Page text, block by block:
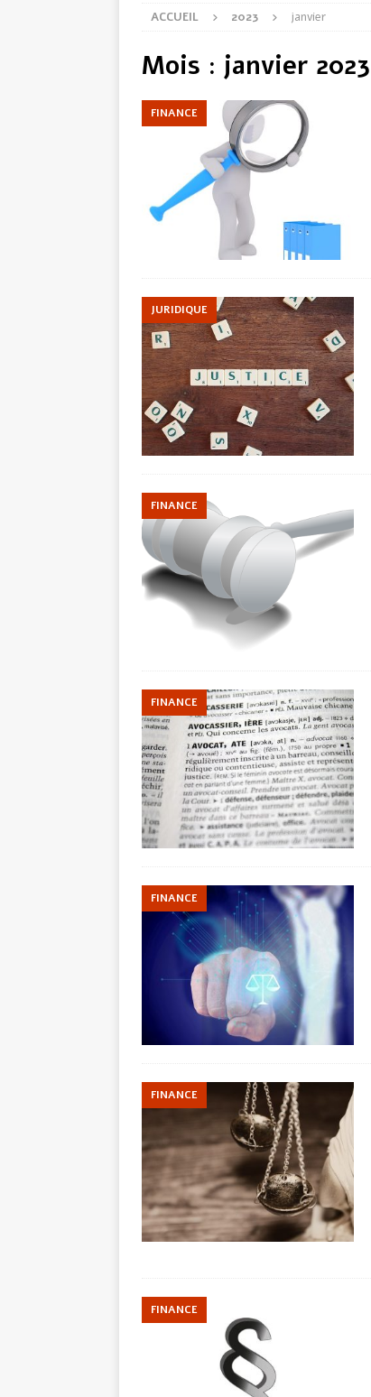
ACCUEIL 2023 janvier
Mois : janvier 2023
FINANCE
JURIDIQUE
FINANCE
FINANCE
FINANCE
FINANCE
FINANCE